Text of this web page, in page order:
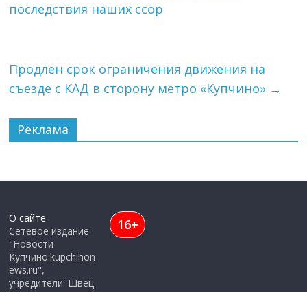
последствия наших ссор
Продлен срок ограничения движения на
съезде с КАД в сторону метро «Купчино» →
Реклама
О сайте
Сетевое издание
"Новости
Купчино:kupchinon
ews.ru",
учредители: Швец
16+